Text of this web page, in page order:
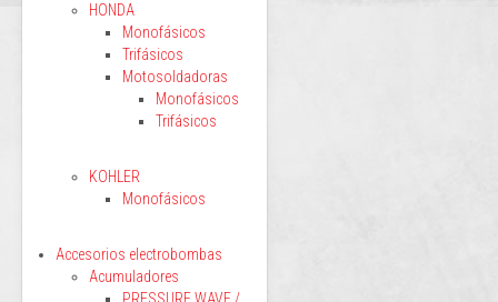
HONDA
Monofásicos
Trifásicos
Motosoldadoras
Monofásicos
Trifásicos
KOHLER
Monofásicos
Accesorios electrobombas
Acumuladores